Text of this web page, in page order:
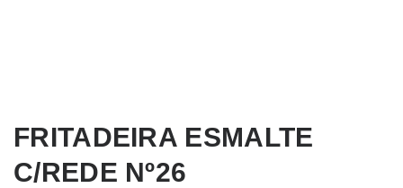
FRITADEIRA ESMALTE
C/REDE Nº26